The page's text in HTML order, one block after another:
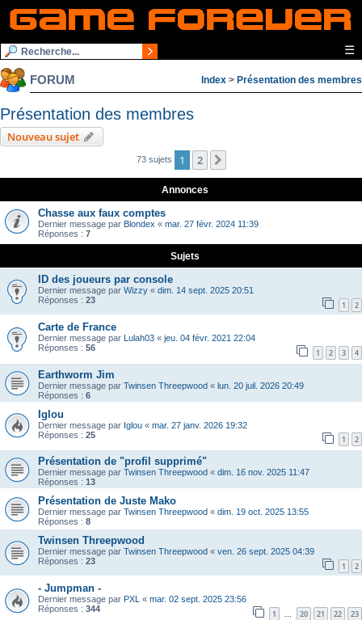
☰
FORUM Index > Présentation des membres
Présentation des membres
Nouveau sujet
73 sujets 1 2
Annonces
Chasse aux faux comptes
Dernier message par Blondex « mar. 27 févr. 2024 11:39
Réponses : 7
Sujets
ID des joueurs par console
Dernier message par Wizzy « dim. 14 sept. 2025 20:51
Réponses : 23 1 2
Carte de France
Dernier message par Lulah03 « jeu. 04 févr. 2021 22:04
Réponses : 56 1 2 3 4
Earthworm Jim
Dernier message par Twinsen Threepwood « lun. 20 juil. 2026 20:49
Réponses : 6
Iglou
Dernier message par Iglou « mar. 27 janv. 2026 19:32
Réponses : 25 1 2
Présentation de "profil supprimé"
Dernier message par Twinsen Threepwood « dim. 16 nov. 2025 11:47
Réponses : 13
Présentation de Juste Mako
Dernier message par Twinsen Threepwood « dim. 19 oct. 2025 13:55
Réponses : 8
Twinsen Threepwood
Dernier message par Twinsen Threepwood « ven. 26 sept. 2025 04:39
Réponses : 23 1 2
- Jumpman -
Dernier message par PXL « mar. 02 sept. 2025 23:56
Réponses : 344 1 … 20 21 22 23